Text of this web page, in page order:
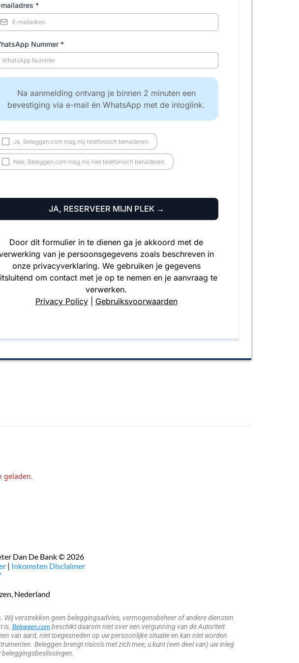
mailadres *
Nummer *
Na aanmelding ontvang je binnen 2 minuten een
bevestiging via e-mail én WhatsApp met de inloglink.
Ja, Beleggen.com mag mij telefonisch benaderen.
Nee, Beleggen.com mag mij niet telefonisch benaderen.
JA, RESERVEER MIJN PLEK →
Door dit formulier in te dienen ga je akkoord met de
van je persoonsgegevens zoals beschreven in
onze privacyverklaring. We gebruiken je gegevens
om contact met je op te nemen en je aanvraag te
verwerken.
Privacy Policy| Gebruiksvoorwaarden
geladen.
Dan De Bank © 2026
| Inkomsten Disclaimer
Nederland
verstrekken geen beleggingsadvies, vermogensbeheer of andere diensten
is. Beleggen.combeschikt daarom niet over een vergunning van de Autoriteit
van aard, niet toegesneden op uw persoonlijke situatie en kan niet worden
Beleggen brengt risico's met zich mee; u kunt (een deel van) uw inleg